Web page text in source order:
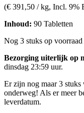
(€ 391,50 / kg, Incl. 9%
Inhoud: 90 Tabletten
Nog 3 stuks op voorraad
Bezorging uiterlijk op
dinsdag 23:59 uur.
Er zijn nog maar 3
onderweg! Als er meer
leverdatum.